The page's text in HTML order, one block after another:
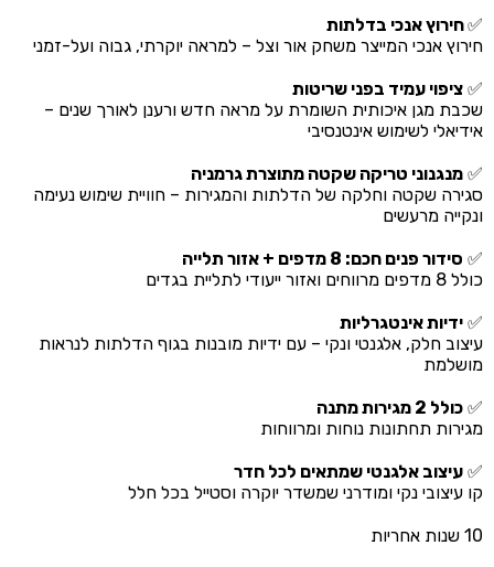
✅חירוץ אנכי בדלתות
חירוץ אנכי המייצר משחק אור וצל – למראה יוקרתי, גבוה ועל-זמני
✅ ציפוי עמיד בפני שריטות
שכבת מגן איכותית השומרת על מראה חדש ורענן לאורך שנים –
אידיאלי לשימוש אינטנסיבי
✅ מנגנוני טריקה שקטה מתוצרת גרמניה
סגירה שקטה וחלקה של הדלתות והמגירות – חוויית שימוש נעימה
ונקייה מרעשים
✅ סידור פנים חכם: 8 מדפים + אזור תלייה
כולל 8 מדפים מרווחים ואזור ייעודי לתליית בגדים
✅ ידיות אינטגרליות
עיצוב חלק, אלגנטי ונקי – עם ידיות מובנות בגוף הדלתות לנראות
מושלמת
✅ כולל 2 מגירות מתנה
מגירות תחתונות נוחות ומרווחות
✅ עיצוב אלגנטי שמתאים לכל חדר
קו עיצובי נקי ומודרני שמשדר יוקרה וסטייל בכל חלל
10 שנות אחריות